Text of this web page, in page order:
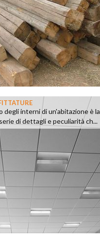
degli interni di un'abitazione è la
di dettagli e peculiarità ch...